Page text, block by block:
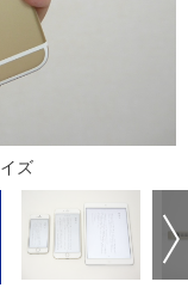
ズ